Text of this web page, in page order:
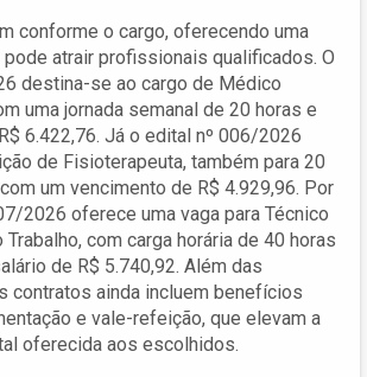
conforme o cargo, oferecendo uma
atrair profissionais qualificados. O
destina-se ao cargo de Médico
uma jornada semanal de 20 horas e
6.422,76. Já o edital nº 006/2026
de Fisioterapeuta, também para 20
um vencimento de R$ 4.929,96. Por
2026 oferece uma vaga para Técnico
Trabalho, com carga horária de 40 horas
de R$ 5.740,92. Além das
contratos ainda incluem benefícios
e vale-refeição, que elevam a
oferecida aos escolhidos.